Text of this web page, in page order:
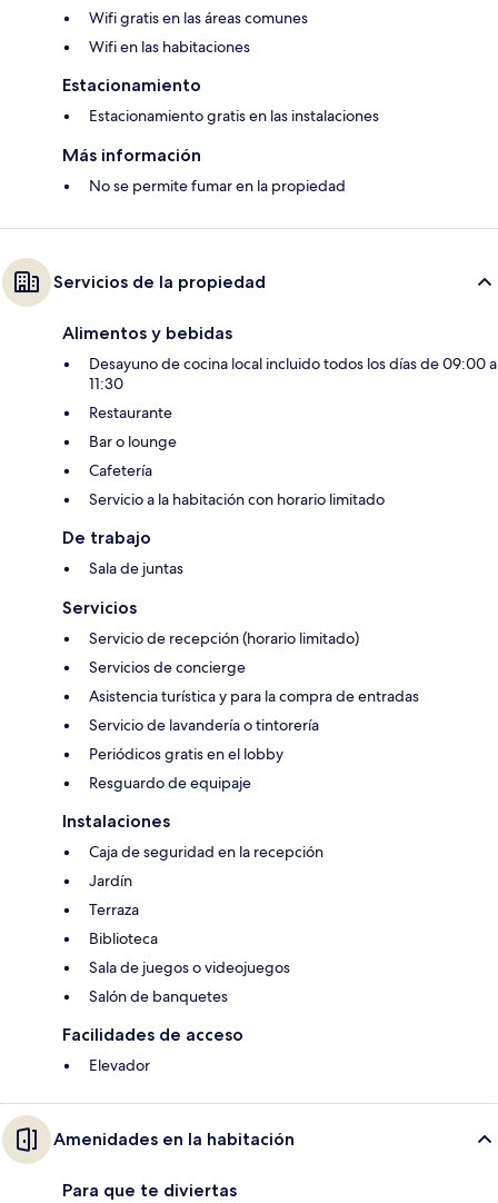
Wifi gratis en las áreas comunes
Wifi en las habitaciones
Estacionamiento
Estacionamiento gratis en las instalaciones
Más información
No se permite fumar en la propiedad
Servicios de la propiedad
Alimentos y bebidas
Desayuno de cocina local incluido todos los días de 09:00 a
11:30
Restaurante
Bar o lounge
Cafetería
Servicio a la habitación con horario limitado
De trabajo
Sala de juntas
Servicios
Servicio de recepción (horario limitado)
Servicios de concierge
Asistencia turística y para la compra de entradas
Servicio de lavandería o tintorería
Periódicos gratis en el lobby
Resguardo de equipaje
Instalaciones
Caja de seguridad en la recepción
Jardín
Terraza
Biblioteca
Sala de juegos o videojuegos
Salón de banquetes
Facilidades de acceso
Elevador
Amenidades en la habitación
Para que te diviertas